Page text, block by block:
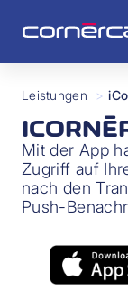
Leistungen >
Mit der App
Zugriff auf
nach den
Push-